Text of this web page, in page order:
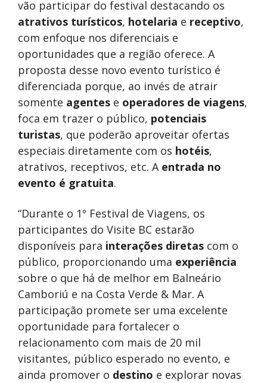
vão participar do festival destacando os
atrativos turísticos, hotelaria e receptivo,
com enfoque nos diferenciais e
oportunidades que a região oferece. A
proposta desse novo evento turístico é
diferenciada porque, ao invés de atrair
somente agentes e operadores de viagens,
foca em trazer o público, potenciais
turistas, que poderão aproveitar ofertas
especiais diretamente com os hotéis,
atrativos, receptivos, etc. A entrada no
evento é gratuita.
“Durante o 1º Festival de Viagens, os
participantes do Visite BC estarão
disponíveis para interações diretas com o
público, proporcionando uma experiência
sobre o que há de melhor em Balneário
Camboriú e na Costa Verde & Mar. A
participação promete ser uma excelente
oportunidade para fortalecer o
relacionamento com mais de 20 mil
visitantes, público esperado no evento, e
ainda promover o destino e explorar novas